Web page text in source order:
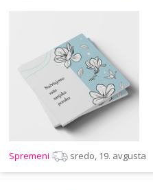
Spremeni sredo, 19. avgusta